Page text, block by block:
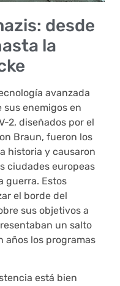
desde
la
avanzada
enemigos en
2, diseñados por el
Braun, fueron los
historia y causaron
ciudades europeas
guerra. Estos
el borde del
sus objetivos a
un salto
años los programas
está bien